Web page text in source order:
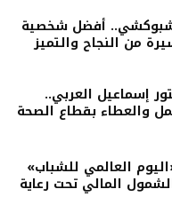
أفضل شخصية
إسماعيل العربي..
والعطاء بقطاع الصحة
العالمي للشباب»
المالي تحت رعاية